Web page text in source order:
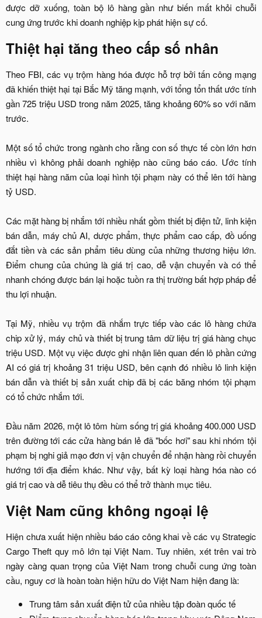
được dỡ xuống, toàn bộ lô hàng gần như biến mất khỏi chuỗi
cung ứng trước khi doanh nghiệp kịp phát hiện sự cố.​
Thiệt hại tăng theo cấp số nhân​
Theo FBI, các vụ trộm hàng hóa được hỗ trợ bởi tấn công mạng
đã khiến thiệt hại tại Bắc Mỹ tăng mạnh, với tổng tổn thất ước tính
gần 725 triệu USD trong năm 2025, tăng khoảng 60% so với năm
trước.
Một số tổ chức trong ngành cho rằng con số thực tế còn lớn hơn
nhiều vì không phải doanh nghiệp nào cũng báo cáo. Ước tính
thiệt hại hàng năm của loại hình tội phạm này có thể lên tới hàng
tỷ USD.
Các mặt hàng bị nhắm tới nhiều nhất gồm thiết bị điện tử, linh kiện
bán dẫn, máy chủ AI, dược phẩm, thực phẩm cao cấp, đồ uống
đắt tiền và các sản phẩm tiêu dùng của những thương hiệu lớn.
Điểm chung của chúng là giá trị cao, dễ vận chuyển và có thể
nhanh chóng được bán lại hoặc tuồn ra thị trường bất hợp pháp để
thu lợi nhuận.
Tại Mỹ, nhiều vụ trộm đã nhắm trực tiếp vào các lô hàng chứa
chip xử lý, máy chủ và thiết bị trung tâm dữ liệu trị giá hàng chục
triệu USD. Một vụ việc được ghi nhận liên quan đến lô phần cứng
AI có giá trị khoảng 31 triệu USD, bên cạnh đó nhiều lô linh kiện
bán dẫn và thiết bị sản xuất chip đã bị các băng nhóm tội phạm
có tổ chức nhắm tới.
Đầu năm 2026, một lô tôm hùm sống trị giá khoảng 400.000 USD
trên đường tới các cửa hàng bán lẻ đã "bốc hơi" sau khi nhóm tội
phạm bị nghi giả mạo đơn vị vận chuyển để nhận hàng rồi chuyển
hướng tới địa điểm khác. Như vậy, bất kỳ loại hàng hóa nào có
giá trị cao và dễ tiêu thụ đều có thể trở thành mục tiêu.​
Việt Nam cũng không ngoại lệ​
Hiện chưa xuất hiện nhiều báo cáo công khai về các vụ Strategic
Cargo Theft quy mô lớn tại Việt Nam. Tuy nhiên, xét trên vai trò
ngày càng quan trọng của Việt Nam trong chuỗi cung ứng toàn
cầu, nguy cơ là hoàn toàn hiện hữu do Việt Nam hiện đang là:​
Trung tâm sản xuất điện tử của nhiều tập đoàn quốc tế​